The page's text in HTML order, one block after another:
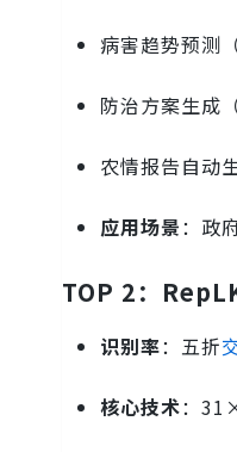
病害趋势预测
防治方案生成
农情报告自动
应用场景：政
TOP 2：
识别率：五折
核心技术：